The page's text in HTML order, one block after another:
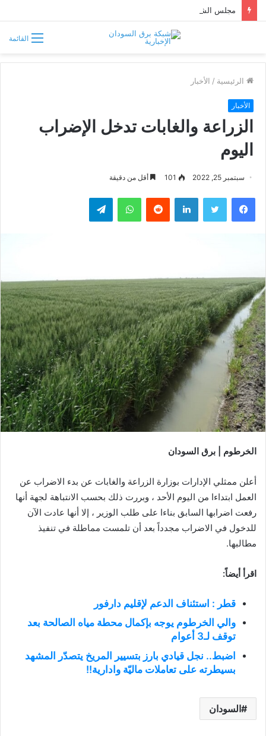
القائمة
الرئيسية / الأخبار
الأخبار
الزراعة والغابات تدخل الإضراب
اليوم
سبتمبر 25, 2022 101 أقل من دقيقة
فيسبوك تويتر لينكدإن واتساب تيلقرام
الخرطوم | برق السودان
أعلن ممثلي الإدارات بوزارة الزراعة والغابات عن بدء الاضراب عن
العمل ابتداءا من اليوم الأحد ، وبررت ذلك بحسب الانتباهة لجهة أنها
رفعت اضرابها السابق بناءا على طلب الوزير ، إلا أنها عادت الآن
للدخول في الاضراب مجدداً بعد أن تلمست مماطلة في تنفيذ
مطالبها.
اقرأ أيضاً:
قطر : استئناف الدعم لإقليم دارفور
والي الخرطوم يوجه بإكمال محطة مياه الصالحة بعد
توقف لـ3 أعوام
اضبط.. نجل قيادي بارز بتسيير المريخ يتصدّر المشهد
بسيطرته على تعاملات ماليّة وادارية!!
السودان